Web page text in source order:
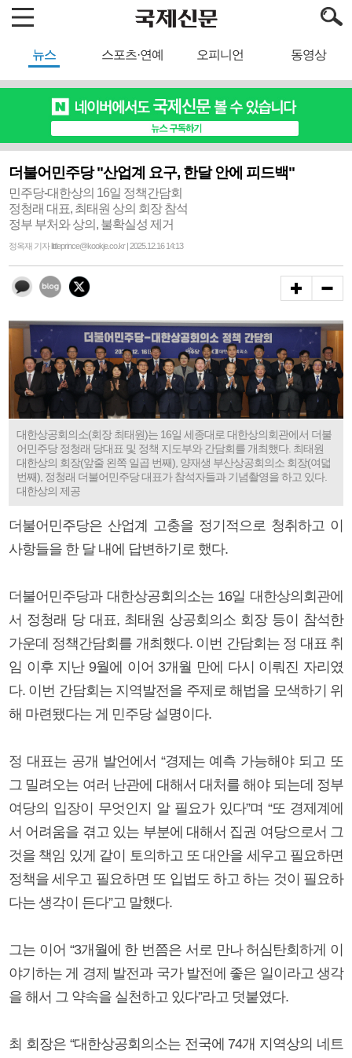
뉴스 스포츠·연예 오피니언 동영상
더불어민주당 "산업계 요구, 한달 안에 피드백"
민주당-대한상의 16일 정책간담회
정청래 대표, 최태원 상의 회장 참석
정부 부처와 상의, 불확실성 제거
정옥재 기자 littleprince@kookje.co.kr | 2025.12.16 14:13
대한상공회의소(회장 최태원)는 16일 세종대로 대한상의회관에서 더불
어민주당 정청래 당대표 및 정책 지도부와 간담회를 개최했다. 최태원
대한상의 회장(앞줄 왼쪽 일곱 번째), 양재생 부산상공회의소 회장(여덟
번째), 정청래 더불어민주당 대표가 참석자들과 기념촬영을 하고 있다.
대한상의 제공
더불어민주당은 산업계 고충을 정기적으로 청취하고 이
사항들을 한 달 내에 답변하기로 했다.
더불어민주당과 대한상공회의소는 16일 대한상의회관에
서 정청래 당 대표, 최태원 상공회의소 회장 등이 참석한
가운데 정책간담회를 개최했다. 이번 간담회는 정 대표 취
임 이후 지난 9월에 이어 3개월 만에 다시 이뤄진 자리였
다. 이번 간담회는 지역발전을 주제로 해법을 모색하기 위
해 마련됐다는 게 민주당 설명이다.
정 대표는 공개 발언에서 “경제는 예측 가능해야 되고 또
그 밀려오는 여러 난관에 대해서 대처를 해야 되는데 정부
여당의 입장이 무엇인지 알 필요가 있다”며 “또 경제계에
서 어려움을 겪고 있는 부분에 대해서 집권 여당으로서 그
것을 책임 있게 같이 토의하고 또 대안을 세우고 필요하면
정책을 세우고 필요하면 또 입법도 하고 하는 것이 필요하
다는 생각이 든다”고 말했다.
그는 이어 “3개월에 한 번쯤은 서로 만나 허심탄회하게 이
야기하는 게 경제 발전과 국가 발전에 좋은 일이라고 생각
을 해서 그 약속을 실천하고 있다”라고 덧붙였다.
최 회장은 “대한상공회의소는 전국에 74개 지역상의 네트